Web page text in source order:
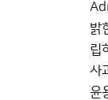
밝
립
사
윤